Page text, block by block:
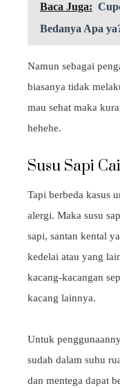
Baca Juga:
Bedanya Apa
Namun sebagai
biasanya tidak
mau sehat maka
hehehe.
Susu Sapi
Tapi berbeda kasus
alergi. Maka susu
sapi, santan kental
kedelai atau yang
kacang-kacangan
kacang lainnya.
Untuk
sudah dalam suhu
dan mentega dapat